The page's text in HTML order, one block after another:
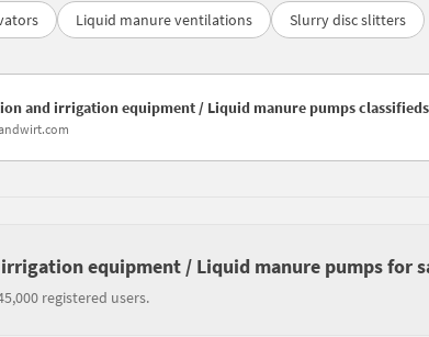
Liquid manure ventilations Slurry disc slitters
and irrigation equipment / Liquid manure pumps classifieds
equipment / Liquid manure pumps for
registered users.